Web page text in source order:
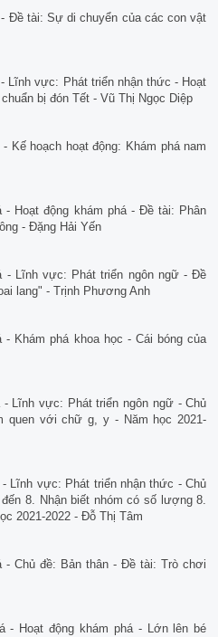
Đề tài: Sự di chuyển của các con vật
Lĩnh vực: Phát triển nhận thức - Hoạt
bị đón Tết - Vũ Thị Ngọc Diệp
Kế hoạch hoạt động: Khám phá nam
- Hoạt động khám phá - Đề tài: Phân
- Đặng Hải Yến
- Lĩnh vực: Phát triển ngôn ngữ - Đề
lang" - Trịnh Phương Anh
- Khám phá khoa học - Cái bóng của
- Lĩnh vực: Phát triển ngôn ngữ - Chủ
quen với chữ g, y - Năm học 2021-
Lĩnh vực: Phát triển nhận thức - Chủ
8. Nhận biết nhóm có số lượng 8.
2021-2022 - Đỗ Thị Tâm
- Chủ đề: Bản thân - Đề tài: Trò chơi
- Hoạt động khám phá - Lớn lên bé